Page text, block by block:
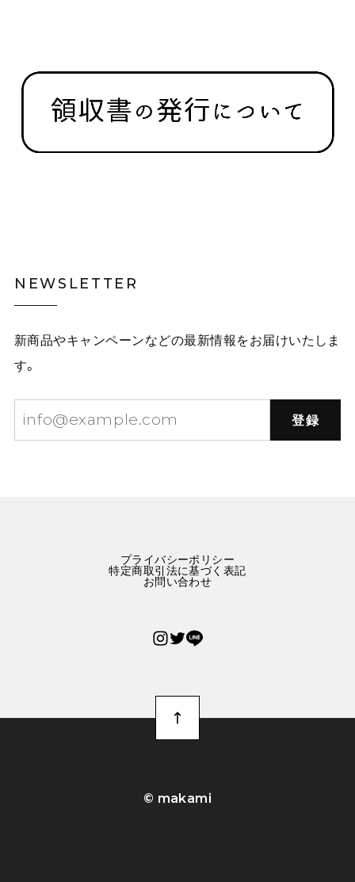
NEWSLETTER
新商品やキャンペーンなどの最新情報をお届けいたしま
す。
登録
プライバシーポリシー
特定商取引法に基づく表記
お問い合わせ
©︎ makami